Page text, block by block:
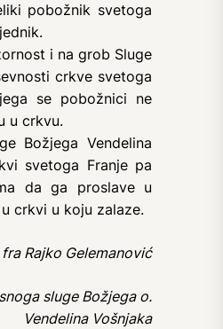
pobožnik svetoga
i na grob Sluge
crkve svetoga
se pobožnici ne
u crkvu.
Božjega Vendelina
svetoga Franje pa
da ga proslave u
crkvi u koju zalaze.
fra Rajko Gelemanović
sluge Božjega o.
Vendelina Vošnjaka